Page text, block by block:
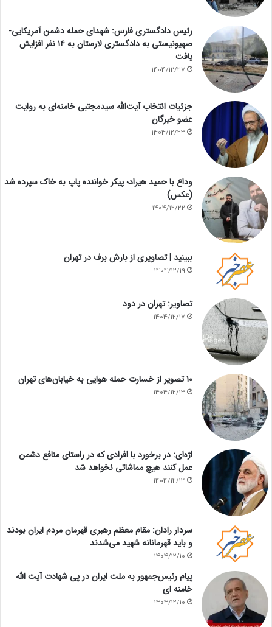
رئیس دادگستری فارس: شهدای حمله دشمن آمریکایی-
صهیونیستی به دادگستری لارستان به ۱۴ نفر افزایش
یافت
1404/12/27
جزئیات انتخاب آیت‌الله سیدمجتبی خامنه‌ای به روایت
عضو خبرگان
1404/12/23
وداع با حمید هیراد؛ پیکر خواننده پاپ به خاک سپرده شد
(عکس)
1404/12/22
ببینید | تصاویری از بارش برف در تهران
1404/12/19
تصاویر: تهران در دود
1404/12/17
۱۰ تصویر از خسارت حمله هوایی به خیابان‌های تهران
1404/12/13
اژه‌ای: در برخورد با افرادی که در راستای منافع دشمن
عمل کنند هیچ مماشاتی نخواهد شد
1404/12/13
سردار رادان: مقام معظم رهبری قهرمان مردم ایران بودند
و باید قهرمانانه شهید می‌شدند
1404/12/10
پیام رئیس‌جمهور به ملت ایران در پی شهادت آیت الله
خامنه ای
1404/12/10